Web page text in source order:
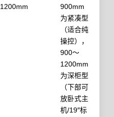
1200mm
900mm
为紧凑型
（适合纯
操控），
900～
1200mm
为深柜型
（下部可
放卧式主
机/19″标